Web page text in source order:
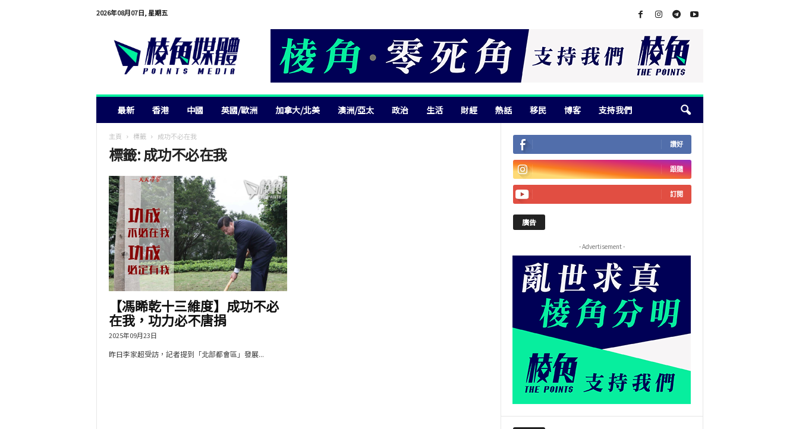
2026年08月07日, 星期五
最新 香港 中國 英國/歐洲 加拿大/北美 澳洲/亞太 政治 生活 財經 熱話 移民 博客 支持我們
主頁 標籤 成功不必在我
標籤: 成功不必在我
【馮睎乾十三維度】成功不必
在我，功力必不唐捐
2025年09月23日
昨日李家超受訪，記者提到「北部都會區」發展...
讚好
跟隨
訂閱
廣告
- Advertisement -